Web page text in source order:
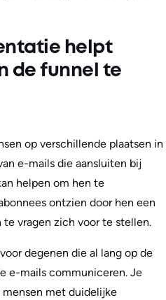
helpt
de funnel te
op verschillende plaatsen in
e-mails die aansluiten bij
helpen om hen te
ontzien door hen een
vragen zich voor te stellen.
degenen die al lang op de
e-mails communiceren. Je
met duidelijke